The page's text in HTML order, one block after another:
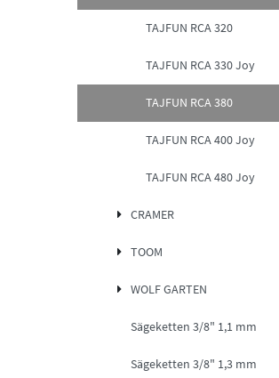
TAJFUN RCA 320
TAJFUN RCA 330 Joy
TAJFUN RCA 380
TAJFUN RCA 400 Joy
TAJFUN RCA 480 Joy
CRAMER
TOOM
WOLF GARTEN
Sägeketten 3/8" 1,1 mm
Sägeketten 3/8" 1,3 mm